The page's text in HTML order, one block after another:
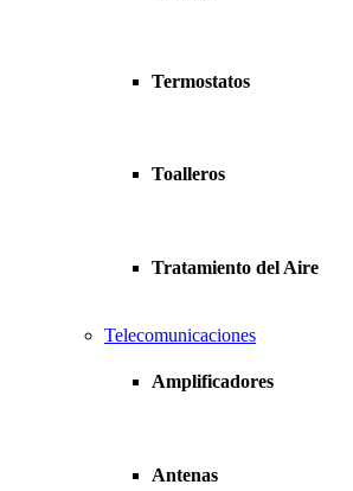
Termostatos
Toalleros
Tratamiento del Aire
Telecomunicaciones
Amplificadores
Antenas